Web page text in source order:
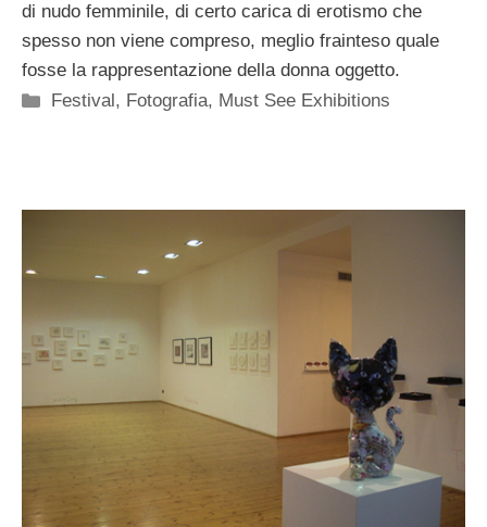
di nudo femminile, di certo carica di erotismo che
spesso non viene compreso, meglio frainteso quale
fosse la rappresentazione della donna oggetto.
Categorie
Festival , Fotografia, Must See Exhibitions